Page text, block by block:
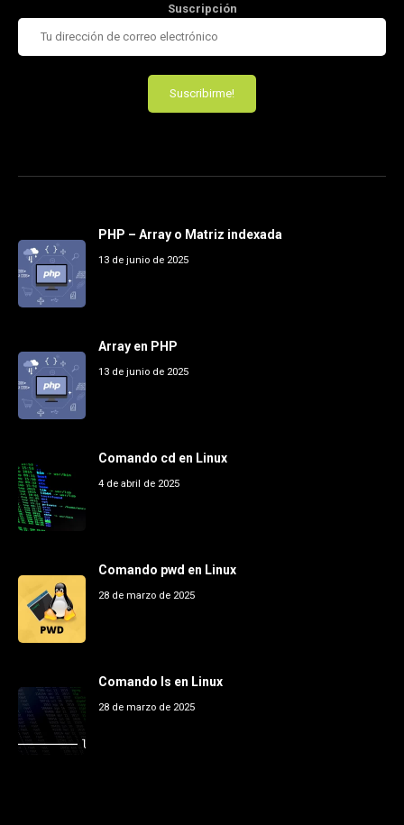
Suscripción
PHP – Array o Matriz indexada
13 de junio de 2025
Array en PHP
13 de junio de 2025
Comando cd en Linux
4 de abril de 2025
Comando pwd en Linux
28 de marzo de 2025
Comando ls en Linux
28 de marzo de 2025